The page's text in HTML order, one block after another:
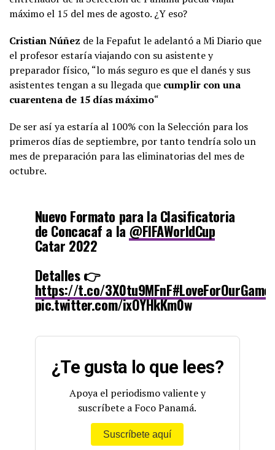
máximo el 15 del mes de agosto. ¿Y eso?
Cristian Núñez de la Fepafut le adelantó a Mi Diario que
el profesor estaría viajando con su asistente y
preparador físico, “lo más seguro es que el danés y sus
asistentes tengan a su llegada que cumplir con una
cuarentena de 15 días máximo“
De ser así ya estaría al 100% con la Selección para los
primeros días de septiembre, por tanto tendría solo un
mes de preparación para las eliminatorias del mes de
octubre.
Nuevo Formato para la Clasificatoria
de Concacaf a la @FIFAWorldCup
Catar 2022
Detalles 👉
https://t.co/3X0tu9MFnF#LoveForOurGame
pic.twitter.com/ixOYHkKm0w
— Concacaf (@Concacaf)July 27, 2020
¿Te gusta lo que lees?
Apoya el periodismo valiente y
suscríbete a Foco Panamá.
Suscríbete aquí